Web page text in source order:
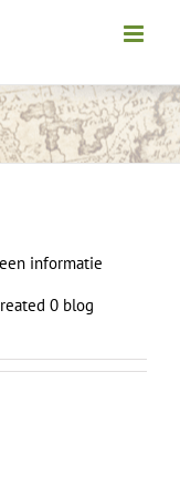
informatie
0 blog